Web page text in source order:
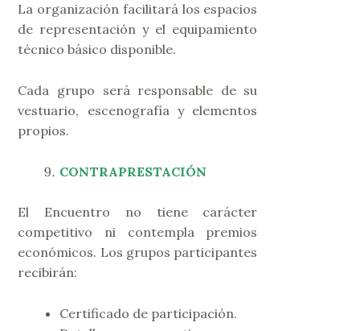
La organización facilitará los espacios
de representación y el equipamiento
técnico básico disponible.
Cada grupo será responsable de su
vestuario, escenografía y elementos
propios.
CONTRAPRESTACIÓN
El Encuentro no tiene carácter
competitivo ni contempla premios
económicos. Los grupos participantes
recibirán:
Certificado de participación.